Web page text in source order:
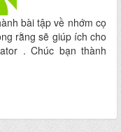
bài tập về nhớm cọ
rằng sẽ giúp ích cho
. Chúc bạn thành